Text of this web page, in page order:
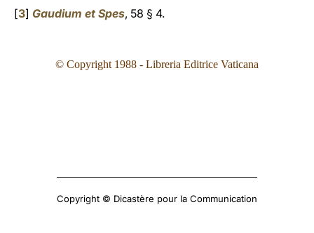
[3] Gaudium et Spes, 58 § 4.
© Copyright 1988 - Libreria Editrice Vaticana
Copyright © Dicastère pour la Communication